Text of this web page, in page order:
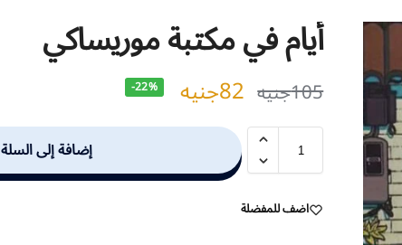
أيام في مكتبة موريساكي
105جنيه 82جنيه -22%
إضافة إلى السلة
اضف للمفضلة